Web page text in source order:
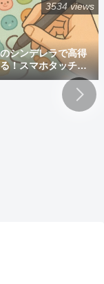
シンデレラで高得
！スマホタッチペ
3534 views